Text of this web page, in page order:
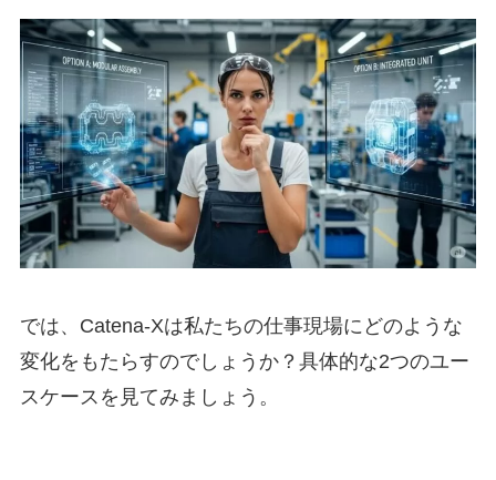
では、Catena-Xは私たちの仕事現場にどのような
変化をもたらすのでしょうか？具体的な2つのユー
スケースを見てみましょう。